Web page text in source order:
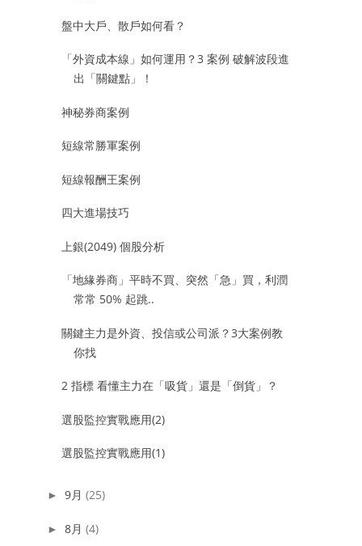
盤中大戶、散戶如何看？
「外資成本線」如何運用？3 案例 破解波段進
出「關鍵點」！
神秘券商案例
短線常勝軍案例
短線報酬王案例
四大進場技巧
上銀(2049) 個股分析
「地緣券商」平時不買、突然「急」買，利潤
常常 50% 起跳..
關鍵主力是外資、投信或公司派？3大案例教
你找
2 指標 看懂主力在「吸貨」還是「倒貨」？
選股監控實戰應用(2)
選股監控實戰應用(1)
► 9月 (25)
► 8月 (4)